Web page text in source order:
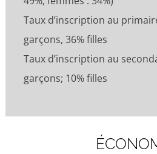
Taux d’inscription au
garçons, 36% filles
Taux d’inscription au
garçons; 10% filles